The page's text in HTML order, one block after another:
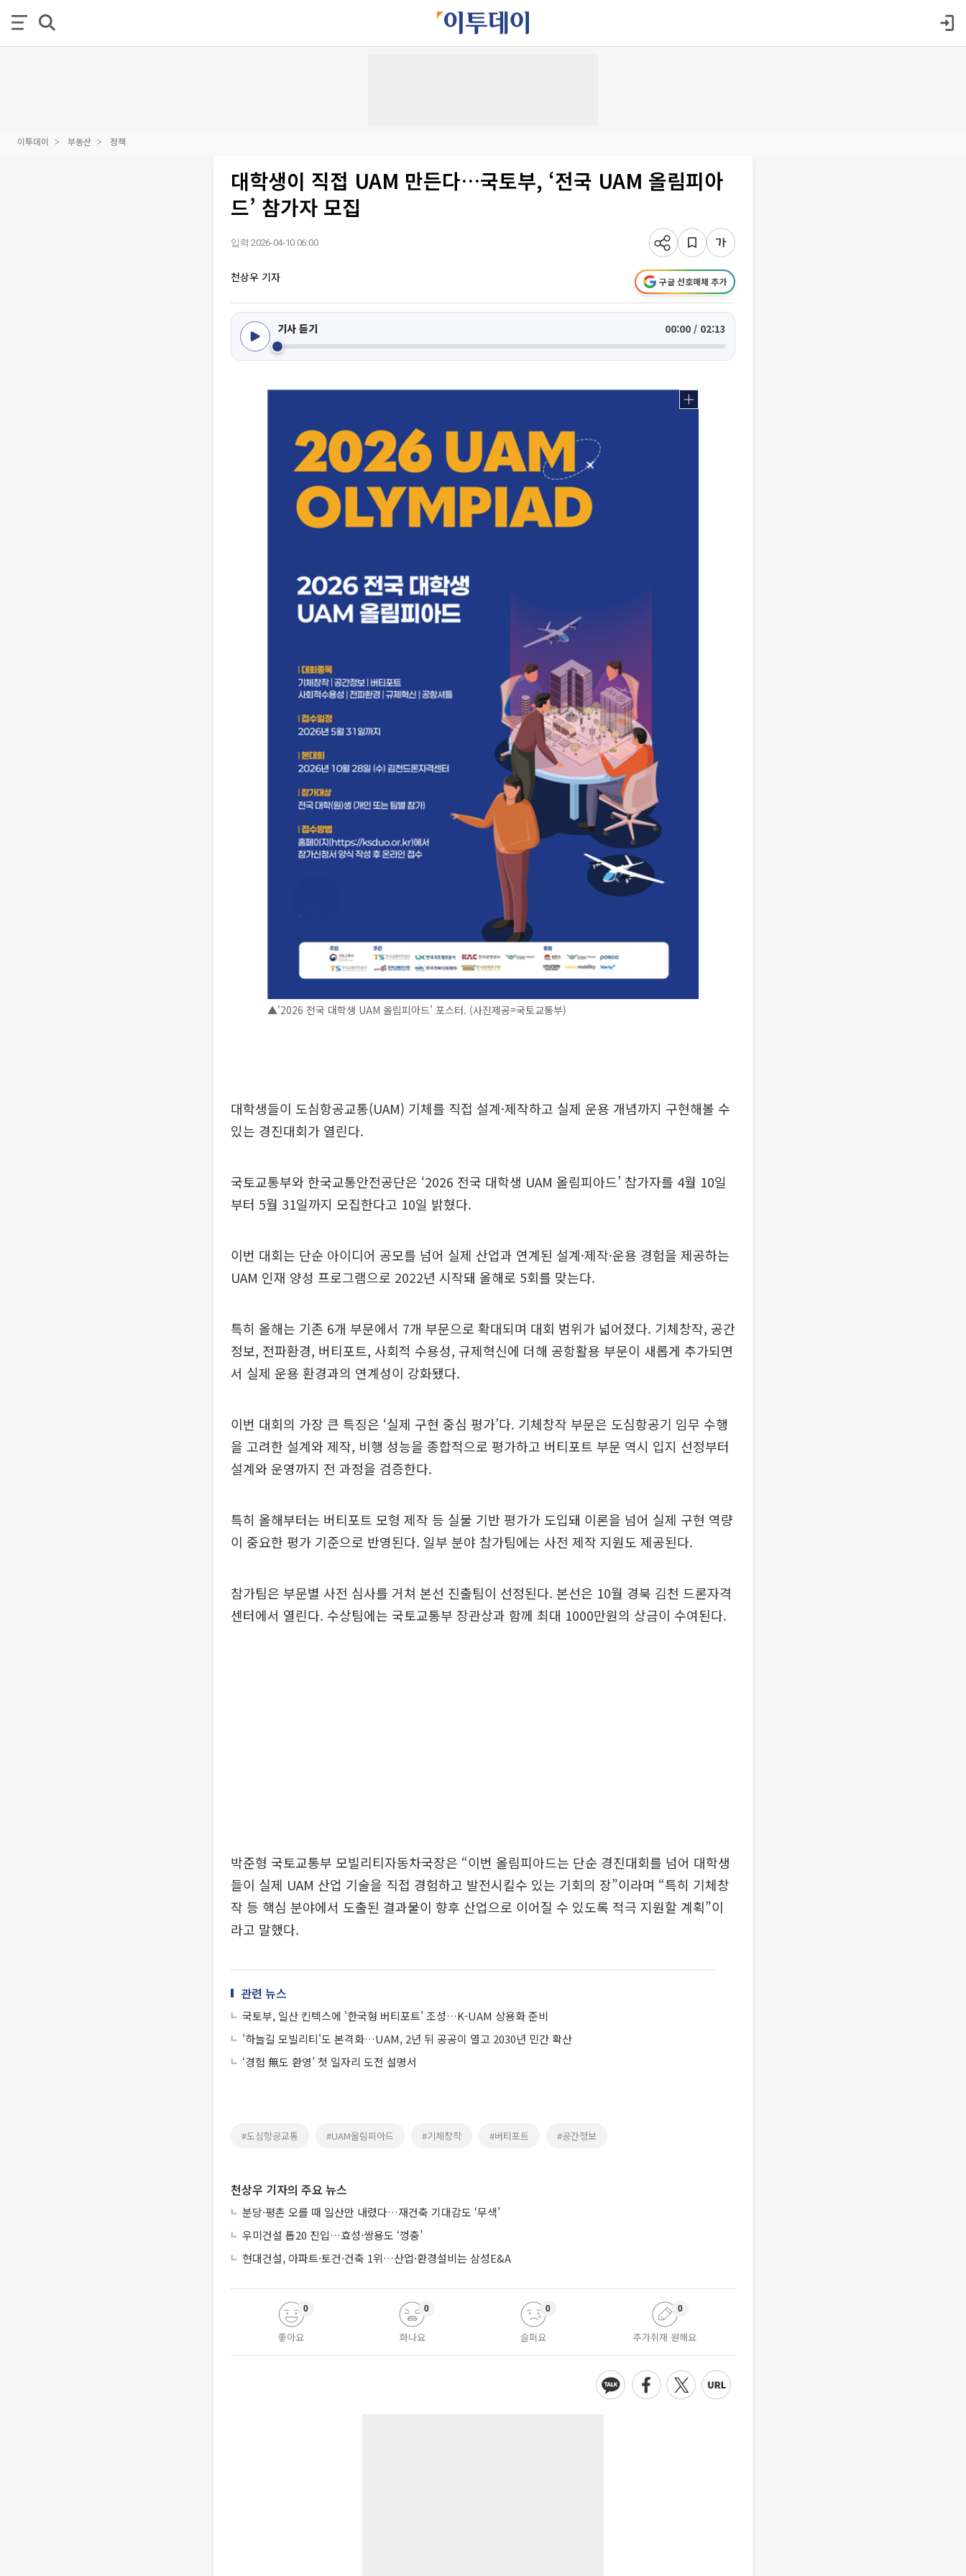
이투데이 부동산 정책
대학생이 직접 UAM 만든다…국토부, ‘전국 UAM 올림피아
드’ 참가자 모집
입력 2026-04-10 06:00
천상우 기자 구글 선호매체 추가
기사 듣기 00:00 / 02:13
▲'2026 전국 대학생 UAM 올림피아드' 포스터. (사진제공=국토교통부)
대학생들이 도심항공교통(UAM) 기체를 직접 설계·제작하고 실제 운용 개념까지 구현해볼 수
있는 경진대회가 열린다.
국토교통부와 한국교통안전공단은 ‘2026 전국 대학생 UAM 올림피아드’ 참가자를 4월 10일
부터 5월 31일까지 모집한다고 10일 밝혔다.
이번 대회는 단순 아이디어 공모를 넘어 실제 산업과 연계된 설계·제작·운용 경험을 제공하는
UAM 인재 양성 프로그램으로 2022년 시작돼 올해로 5회를 맞는다.
특히 올해는 기존 6개 부문에서 7개 부문으로 확대되며 대회 범위가 넓어졌다. 기체창작, 공간
정보, 전파환경, 버티포트, 사회적 수용성, 규제혁신에 더해 공항활용 부문이 새롭게 추가되면
서 실제 운용 환경과의 연계성이 강화됐다.
이번 대회의 가장 큰 특징은 ‘실제 구현 중심 평가’다. 기체창작 부문은 도심항공기 임무 수행
을 고려한 설계와 제작, 비행 성능을 종합적으로 평가하고 버티포트 부문 역시 입지 선정부터
설계와 운영까지 전 과정을 검증한다.
특히 올해부터는 버티포트 모형 제작 등 실물 기반 평가가 도입돼 이론을 넘어 실제 구현 역량
이 중요한 평가 기준으로 반영된다. 일부 분야 참가팀에는 사전 제작 지원도 제공된다.
참가팀은 부문별 사전 심사를 거쳐 본선 진출팀이 선정된다. 본선은 10월 경북 김천 드론자격
센터에서 열린다. 수상팀에는 국토교통부 장관상과 함께 최대 1000만원의 상금이 수여된다.
박준형 국토교통부 모빌리티자동차국장은 “이번 올림피아드는 단순 경진대회를 넘어 대학생
들이 실제 UAM 산업 기술을 직접 경험하고 발전시킬수 있는 기회의 장”이라며 “특히 기체창
작 등 핵심 분야에서 도출된 결과물이 향후 산업으로 이어질 수 있도록 적극 지원할 계획”이
라고 말했다.
관련 뉴스
국토부, 일산 킨텍스에 '한국형 버티포트' 조성…K-UAM 상용화 준비
'하늘길 모빌리티'도 본격화…UAM, 2년 뒤 공공이 열고 2030년 민간 확산
‘경험 無도 환영’ 첫 일자리 도전 설명서
#도심항공교통 #UAM올림피아드 #기체창작 #버티포트 #공간정보
천상우 기자의 주요 뉴스
분당·평촌 오를 때 일산만 내렸다…재건축 기대감도 ‘무색’
우미건설 톱20 진입…효성·쌍용도 ‘껑충’
현대건설, 아파트·토건·건축 1위…산업·환경설비는 삼성E&A
좋아요
0
화나요
0
슬퍼요
0
추가취재 원해요
0